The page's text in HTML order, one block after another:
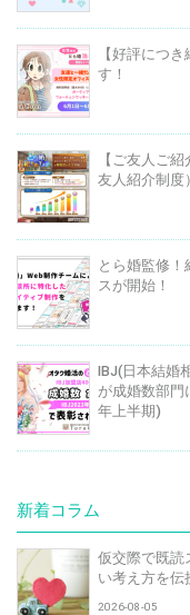
【好評につ
す！
【ご友人ご
友人紹介制度
とら婚監修
スが開始！
IBJ(日本結婚
が成婚数部門
年上半期)
新着コラム
仮交際で既読
い考え方を伝
2026-08-05